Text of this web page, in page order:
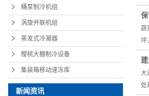
桶泵制冷机组
涡旋并联机组
蒸发式冷凝器
樱桃大棚制冷设备
集装箱移动速冻库
新闻资讯
蔬
坪
大
处